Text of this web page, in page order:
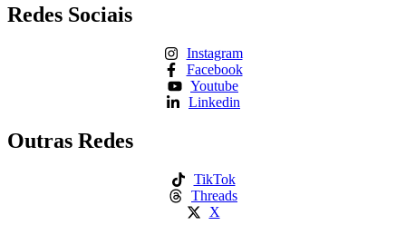
Redes Sociais
Instagram
Facebook
Youtube
Linkedin
Outras Redes
TikTok
Threads
X